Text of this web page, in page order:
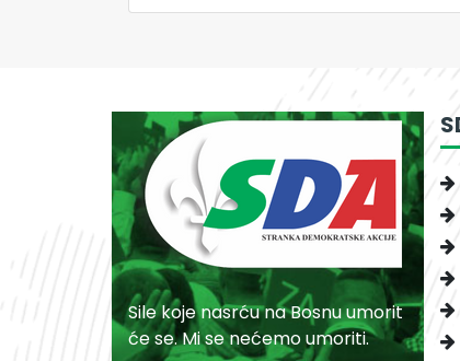
Sile koje nasrću na Bosnu umorit
će se. Mi se nećemo umoriti.